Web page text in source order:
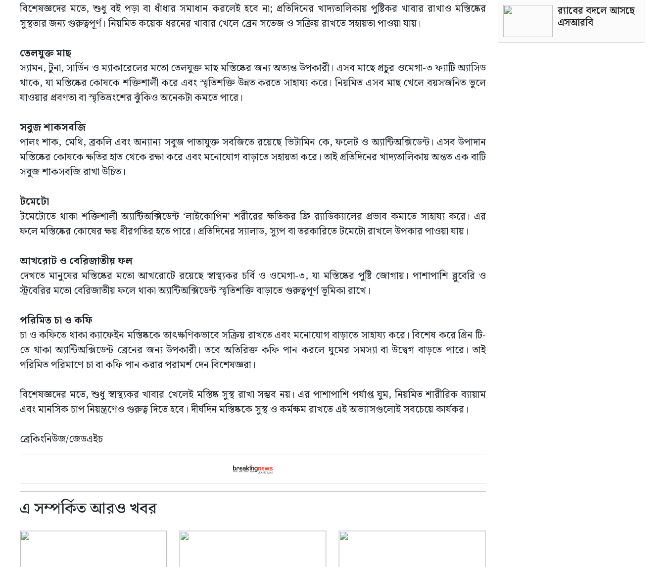
বিশেষজ্ঞদের মতে, শুধু বই পড়া বা ধাঁধার সমাধান করলেই হবে না; প্রতিদিনের খাদ্যতালিকায় পুষ্টিকর খাবার রাখাও মস্তিষ্কের
সুস্থতার জন্য গুরুত্বপূর্ণ। নিয়মিত কয়েক ধরনের খাবার খেলে ব্রেন সতেজ ও সক্রিয় রাখতে সহায়তা পাওয়া যায়।
তেলযুক্ত মাছ
স্যামন, টুনা, সার্ডিন ও ম্যাকারেলের মতো তেলযুক্ত মাছ মস্তিষ্কের জন্য অত্যন্ত উপকারী। এসব মাছে প্রচুর ওমেগা-৩ ফ্যাটি অ্যাসিড
থাকে, যা মস্তিষ্কের কোষকে শক্তিশালী করে এবং স্মৃতিশক্তি উন্নত করতে সাহায্য করে। নিয়মিত এসব মাছ খেলে বয়সজনিত ভুলে
যাওয়ার প্রবণতা বা স্মৃতিভ্রংশের ঝুঁকিও অনেকটা কমতে পারে।
সবুজ শাকসবজি
পালং শাক, মেথি, ব্রকলি এবং অন্যান্য সবুজ পাতাযুক্ত সবজিতে রয়েছে ভিটামিন কে, ফলেট ও অ্যান্টিঅক্সিডেন্ট। এসব উপাদান
মস্তিষ্কের কোষকে ক্ষতির হাত থেকে রক্ষা করে এবং মনোযোগ বাড়াতে সহায়তা করে। তাই প্রতিদিনের খাদ্যতালিকায় অন্তত এক বাটি
সবুজ শাকসবজি রাখা উচিত।
টমেটো
টমেটোতে থাকা শক্তিশালী অ্যান্টিঅক্সিডেন্ট ‘লাইকোপিন’ শরীরের ক্ষতিকর ফ্রি র‍্যাডিক্যালের প্রভাব কমাতে সাহায্য করে। এর
ফলে মস্তিষ্কের কোষের ক্ষয় ধীরগতির হতে পারে। প্রতিদিনের স্যালাড, স্যুপ বা তরকারিতে টমেটো রাখলে উপকার পাওয়া যায়।
আখরোট ও বেরিজাতীয় ফল
দেখতে মানুষের মস্তিষ্কের মতো আখরোটে রয়েছে স্বাস্থ্যকর চর্বি ও ওমেগা-৩, যা মস্তিষ্কের পুষ্টি জোগায়। পাশাপাশি ব্লুবেরি ও
স্ট্রবেরির মতো বেরিজাতীয় ফলে থাকা অ্যান্টিঅক্সিডেন্ট স্মৃতিশক্তি বাড়াতে গুরুত্বপূর্ণ ভূমিকা রাখে।
পরিমিত চা ও কফি
চা ও কফিতে থাকা ক্যাফেইন মস্তিষ্ককে তাৎক্ষণিকভাবে সক্রিয় রাখতে এবং মনোযোগ বাড়াতে সাহায্য করে। বিশেষ করে গ্রিন টি-
তে থাকা অ্যান্টিঅক্সিডেন্ট ব্রেনের জন্য উপকারী। তবে অতিরিক্ত কফি পান করলে ঘুমের সমস্যা বা উদ্বেগ বাড়তে পারে। তাই
পরিমিত পরিমাণে চা বা কফি পান করার পরামর্শ দেন বিশেষজ্ঞরা।
বিশেষজ্ঞদের মতে, শুধু স্বাস্থ্যকর খাবার খেলেই মস্তিষ্ক সুস্থ রাখা সম্ভব নয়। এর পাশাপাশি পর্যাপ্ত ঘুম, নিয়মিত শারীরিক ব্যায়াম
এবং মানসিক চাপ নিয়ন্ত্রণেও গুরুত্ব দিতে হবে। দীর্ঘদিন মস্তিষ্ককে সুস্থ ও কর্মক্ষম রাখতে এই অভ্যাসগুলোই সবচেয়ে কার্যকর।
ব্রেকিংনিউজ/জেডএইচ
এ সম্পর্কিত আরও খবর
র‍্যাবের বদলে আসছে
এসআরবি